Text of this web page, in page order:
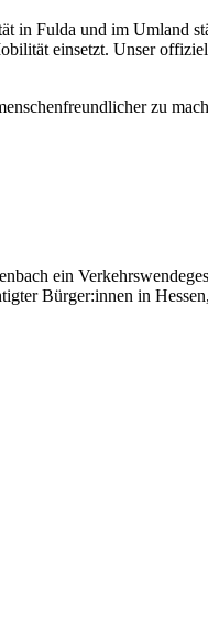
in Fulda und im Umland
einsetzt. Unser
zu
ein
Bürger:innen in